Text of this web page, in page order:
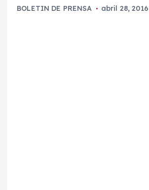
BOLETIN DE PRENSA abril 28, 2016